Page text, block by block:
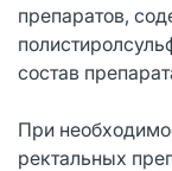
препаратов,
состав
При
ректальных